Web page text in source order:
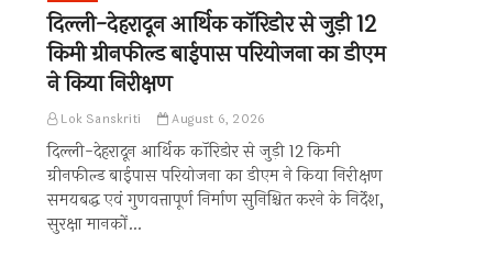
दिल्ली-देहरादून आर्थिक कॉरिडोर से जुड़ी 12
किमी ग्रीनफील्ड बाईपास परियोजना का डीएम
ने किया निरीक्षण
Lok Sanskriti August 6, 2026
दिल्ली-देहरादून आर्थिक कॉरिडोर से जुड़ी 12 किमी
ग्रीनफील्ड बाईपास परियोजना का डीएम ने किया निरीक्षण
समयबद्ध एवं गुणवत्तापूर्ण निर्माण सुनिश्चित करने के निर्देश,
सुरक्षा मानकों…